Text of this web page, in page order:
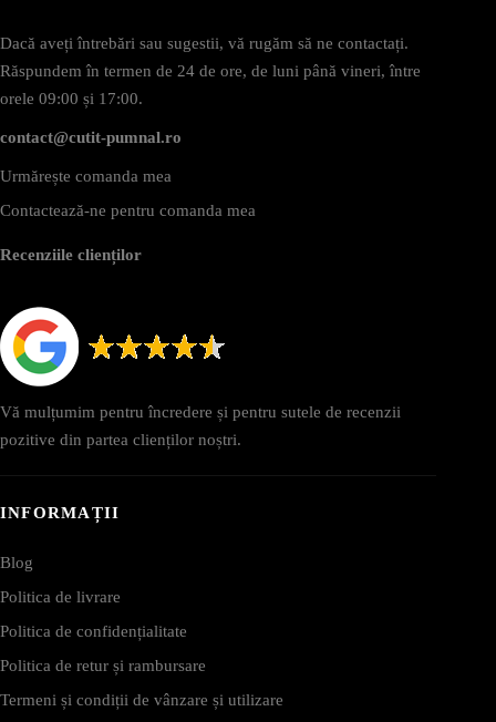
Dacă aveți întrebări sau sugestii, vă rugăm să ne contactați.
Răspundem în termen de 24 de ore, de luni până vineri, între
orele 09:00 și 17:00.
contact@cutit-pumnal.ro
Urmărește comanda mea
Contactează-ne pentru comanda mea
Recenziile clienților
Vă mulțumim pentru încredere și pentru sutele de recenzii
pozitive din partea clienților noștri.
INFORMAȚII
Blog
Politica de livrare
Politica de confidențialitate
Politica de retur și rambursare
Termeni și condiții de vânzare și utilizare